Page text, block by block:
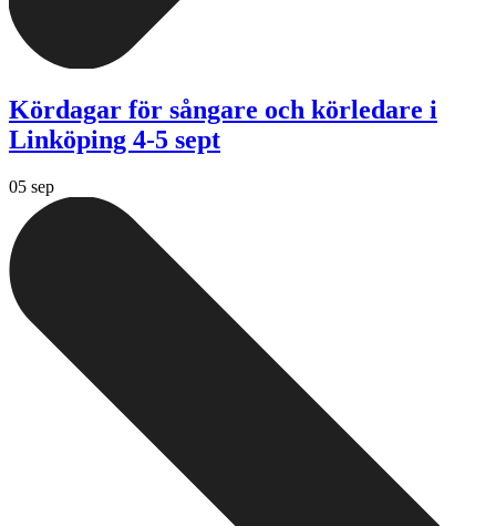
Kördagar för sångare och körledare i
Linköping 4-5 sept
05 sep